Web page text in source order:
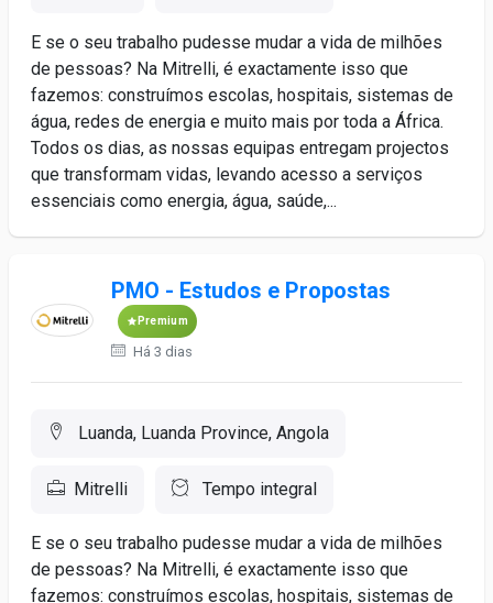
E se o seu trabalho pudesse mudar a vida de milhões
de pessoas? Na Mitrelli, é exactamente isso que
fazemos: construímos escolas, hospitais, sistemas de
água, redes de energia e muito mais por toda a África.
Todos os dias, as nossas equipas entregam projectos
que transformam vidas, levando acesso a serviços
essenciais como energia, água, saúde,...
PMO - Estudos e Propostas
Premium
Há 3 dias
Luanda, Luanda Province, Angola
Mitrelli Tempo integral
E se o seu trabalho pudesse mudar a vida de milhões
de pessoas? Na Mitrelli, é exactamente isso que
fazemos: construímos escolas, hospitais, sistemas de